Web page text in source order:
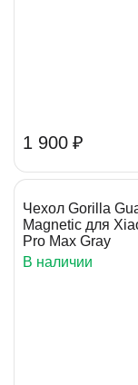
1 900 ₽
Чехол Gorilla
Magnetic для
Pro Max Gray
В наличии